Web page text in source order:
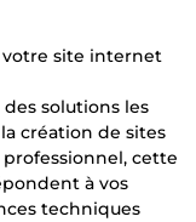
votre site internet
solutions les
création de sites
professionnel, cette
à vos
techniques